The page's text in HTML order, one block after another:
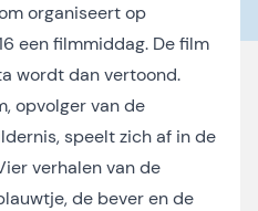
organiseert op
een filmmiddag. De film
wordt dan vertoond.
opvolger van de
speelt zich af in de
verhalen van de
de bever en de